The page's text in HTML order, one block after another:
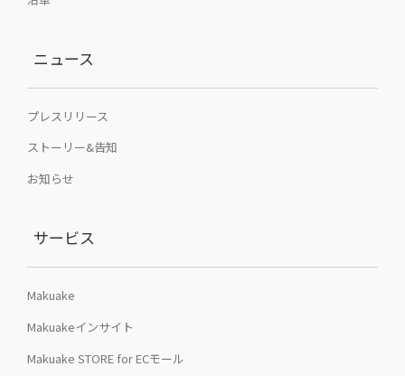
ニュース
プレスリリース
ストーリー&告知
お知らせ
サービス
Makuake
Makuakeインサイト
Makuake STORE for ECモール